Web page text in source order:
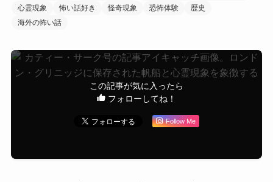
心霊現象
怖い話好き 怪奇現象 恐怖体験
歴史
海外の怖い話
この記事が気に入ったら
フォローしてね！
Follow Me